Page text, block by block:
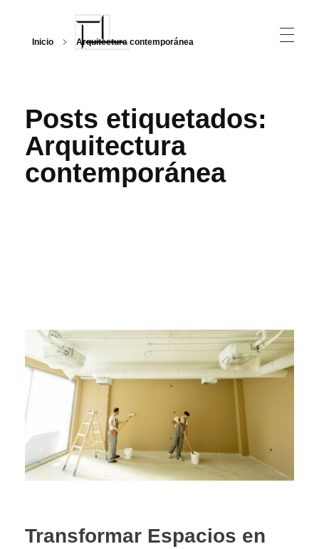
Inicio Arquitectura contemporánea
Posts etiquetados:
Arquitectura
contemporánea
Transformar Espacios en